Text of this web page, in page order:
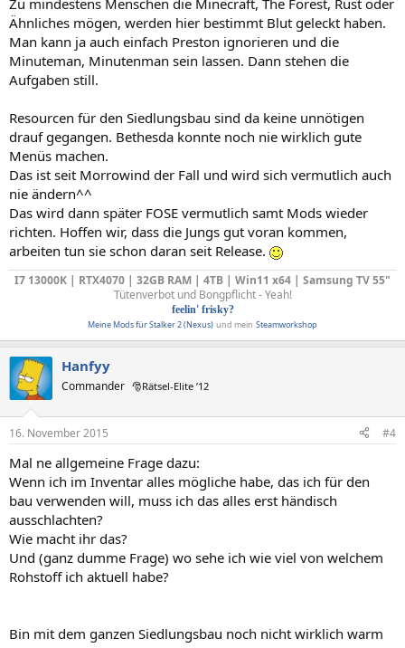
Zu mindestens Menschen die Minecraft, The Forest, Rust oder
Ähnliches mögen, werden hier bestimmt Blut geleckt haben.
Man kann ja auch einfach Preston ignorieren und die
Minuteman, Minutenman sein lassen. Dann stehen die
Aufgaben still.
Resourcen für den Siedlungsbau sind da keine unnötigen
drauf gegangen. Bethesda konnte noch nie wirklich gute
Menüs machen.
Das ist seit Morrowind der Fall und wird sich vermutlich auch
nie ändern^^
Das wird dann später FOSE vermutlich samt Mods wieder
richten. Hoffen wir, dass die Jungs gut voran kommen,
arbeiten tun sie schon daran seit Release.
I7 13000K | RTX4070 | 32GB RAM | 4TB | Win11 x64 | Samsung TV 55"
Tütenverbot und Bongpflicht - Yeah!
feelin' frisky?
Meine Mods für Stalker 2 (Nexus) und mein Steamworkshop
Hanfyy
Commander 🎅Rätsel-Elite ’12
16. November 2015 #4
Mal ne allgemeine Frage dazu:
Wenn ich im Inventar alles mögliche habe, das ich für den
bau verwenden will, muss ich das alles erst händisch
ausschlachten?
Wie macht ihr das?
Und (ganz dumme Frage) wo sehe ich wie viel von welchem
Rohstoff ich aktuell habe?
Bin mit dem ganzen Siedlungsbau noch nicht wirklich warm